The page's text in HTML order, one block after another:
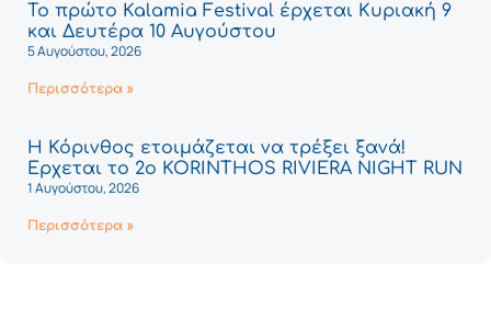
Το πρώτο Kalamia Festival έρχεται Κυριακή 9
και Δευτέρα 10 Αυγούστου
5 Αυγούστου, 2026
Περισσότερα »
Η Κόρινθος ετοιμάζεται να τρέξει ξανά!
Έρχεται το 2ο KORINTHOS RIVIERA NIGHT RUN
1 Αυγούστου, 2026
Περισσότερα »